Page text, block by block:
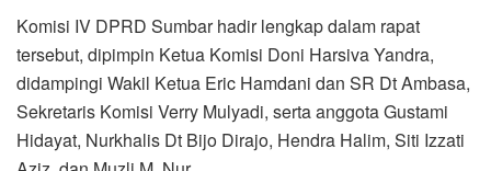
Komisi IV DPRD Sumbar hadir lengkap dalam rapat
tersebut, dipimpin Ketua Komisi Doni Harsiva Yandra,
didampingi Wakil Ketua Eric Hamdani dan SR Dt Ambasa,
Sekretaris Komisi Verry Mulyadi, serta anggota Gustami
Hidayat, Nurkhalis Dt Bijo Dirajo, Hendra Halim, Siti Izzati